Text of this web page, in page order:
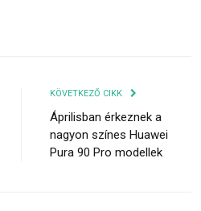
KÖVETKEZŐ CIKK
Áprilisban érkeznek a
nagyon színes Huawei
Pura 90 Pro modellek